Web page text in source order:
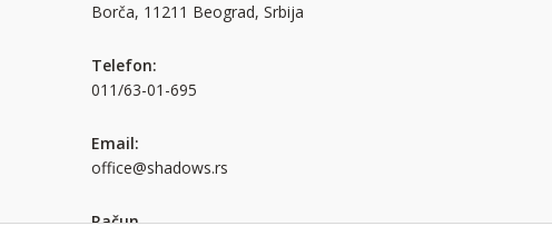
Borča, 11211 Beograd, Srbija
Telefon:
011/63-01-695
Email:
office@shadows.rs
Račun